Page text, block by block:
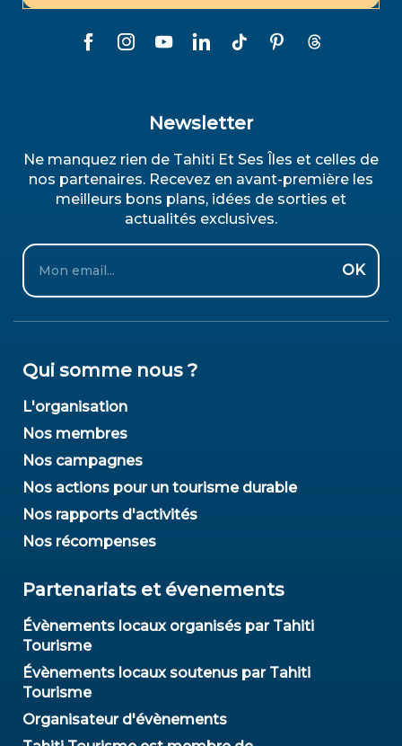
Newsletter
Ne manquez rien de Tahiti Et Ses Îles et celles de
nos partenaires. Recevez en avant-première les
meilleurs bons plans, idées de sorties et
actualités exclusives.
Email
OK
Qui somme nous ?
L'organisation
Nos membres
Nos campagnes
Nos actions pour un tourisme durable
Nos rapports d'activités
Nos récompenses
Partenariats et évenements
Évènements locaux organisés par Tahiti
Tourisme
Évènements locaux soutenus par Tahiti
Tourisme
Organisateur d'évènements